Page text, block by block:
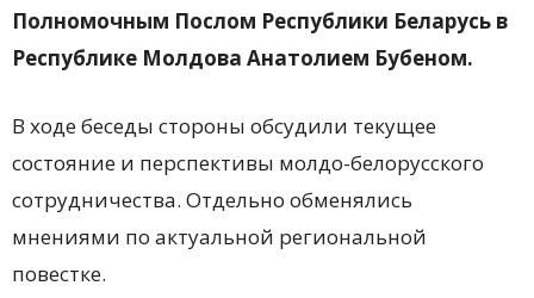
Полномочным Послом Республики Беларусь в
Республике Молдова Анатолием Бубеном.
В ходе беседы стороны обсудили текущее
состояние и перспективы молдо-белорусского
сотрудничества. Отдельно обменялись
мнениями по актуальной региональной
повестке.